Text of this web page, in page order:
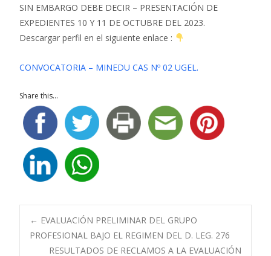
SIN EMBARGO DEBE DECIR – PRESENTACIÓN DE
EXPEDIENTES 10 Y 11 DE OCTUBRE DEL 2023.
Descargar perfil en el siguiente enlace :
CONVOCATORIA – MINEDU CAS Nº 02 UGEL.
Share this...
Navegación
← EVALUACIÓN PRELIMINAR DEL GRUPO
PROFESIONAL BAJO EL REGIMEN DEL D. LEG. 276
RESULTADOS DE RECLAMOS A LA EVALUACIÓN